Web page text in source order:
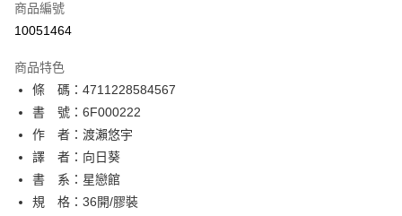
超商取貨付款
相關說明
【關於「AFTEE先享後付」】
AFTEE先享後付是「在收到商品之後才付款」的支付方式。 讓您購物簡單
便利好安心！
１．簡單：不需註冊會員、不需綁卡、不需儲值。
２．便利：只要手機號碼，簡訊認證，即可結帳。
３．安心：先確認商品／服務後，再付款。
【「AFTEE先享後付」結帳流程】
ATM付款
運送方式
全家取貨付款
每筆NT$80，滿NT$500(含以上)免運費
商品編號
10051464
商品特色
條 碼：4711228584567
書 號：6F000222
作 者：渡瀨悠宇
譯 者：向日葵
書 系：星戀館
規 格：36開/膠裝